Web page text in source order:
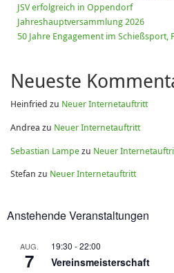
JSV erfolgreich in Oppendorf
Jahreshauptversammlung 2026
50 Jahre Engagement im
Neueste
Heinfried zu Neuer Internetauftritt
Andrea zu Neuer Internetauftritt
Sebastian Lampezu Neuer
Stefan zu Neuer Internetauftritt
Anstehende Veranstaltungen
AUG.
7
19:30 -22:00
Vereinsmeisterschaft